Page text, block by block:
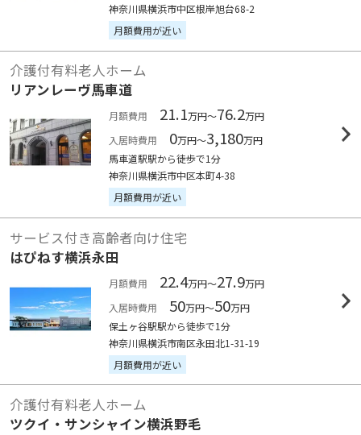
神奈川県横浜市中区根岸旭台68-2
月額費用が近い
介護付有料老人ホーム
リアンレーヴ馬車道
月額費用 21.1万円～76.2万円
入居時費用
0万円～3,180万円
馬車道駅駅から徒歩で1分
神奈川県横浜市中区本町4-38
月額費用が近い
サービス付き高齢者向け住宅
はぴねす横浜永田
月額費用 22.4万円～27.9万円
入居時費用
50万円～50万円
保土ヶ谷駅駅から徒歩で1分
神奈川県横浜市南区永田北1-31-19
月額費用が近い
介護付有料老人ホーム
ツクイ・サンシャイン横浜野毛